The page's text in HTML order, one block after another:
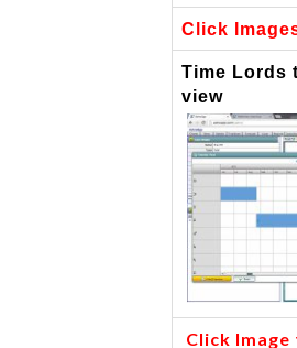
Click
Time Lords
view
Click